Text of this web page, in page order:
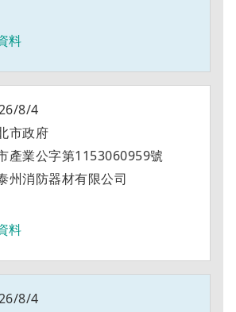
料
8/4
市政府
產業公字第1153060959號
州消防器材有限公司
料
8/4